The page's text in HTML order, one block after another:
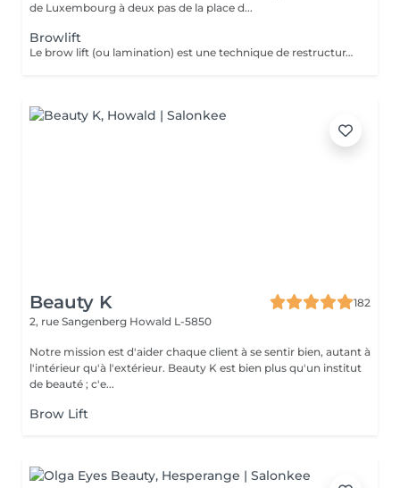
de Luxembourg à deux pas de la place d...
Browlift
Le brow lift (ou lamination) est une technique de restructuration qui discipline, rehausse et épaissit les sourcils, offrant un effet fourni et structuré pendant environ 6 à 8 semaines. Ce soin utilise des sérums pour assouplir le poil, le brosser vers le haut et le fixer. Teinture comprise dans le soin.
Beauty K
182
2, rue Sangenberg Howald L-5850
Notre mission est d'aider chaque client à se sentir bien, autant à
l'intérieur qu'à l'extérieur. Beauty K est bien plus qu'un institut
de beauté ; c'e...
Brow Lift